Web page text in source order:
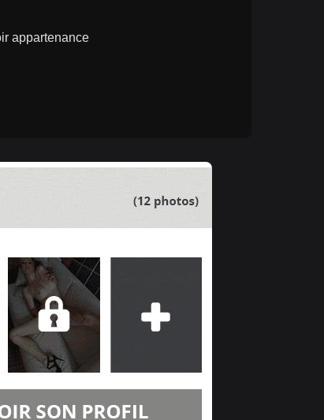
appartenance